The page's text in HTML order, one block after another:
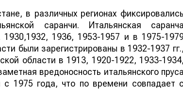
в различных регионах фиксировались
саранчи. Итальянская саранча
1936, 1953-1957 и в 1975-
были зарегистрированы в 1932-1937 гг.,
области в 1913, 1920-1922, 1933-1934,
вредоносность итальянского пруса
с 1975 года, что по времени совпадает с